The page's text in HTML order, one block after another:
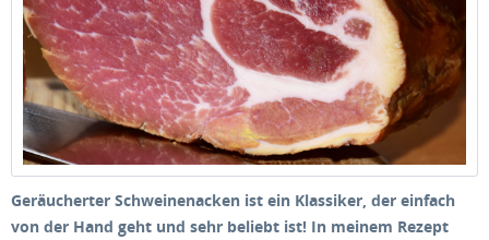
Geräucherter Schweinenacken ist ein Klassiker, der einfach
von der Hand geht und sehr beliebt ist! In meinem Rezept